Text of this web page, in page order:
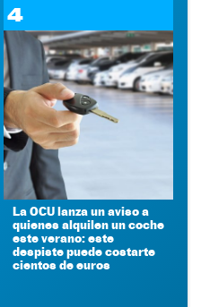
4
La OCU lanza un aviso a
quienes alquilen un coche
este verano: este
despiste puede costarte
cientos de euros